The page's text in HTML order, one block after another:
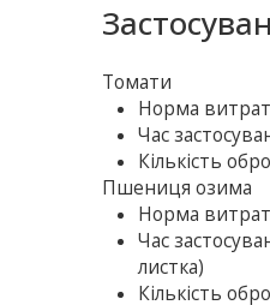
Томати
Норма
Час
Кількість
Пшениця озима
Норма
Час
листка)
Кількість